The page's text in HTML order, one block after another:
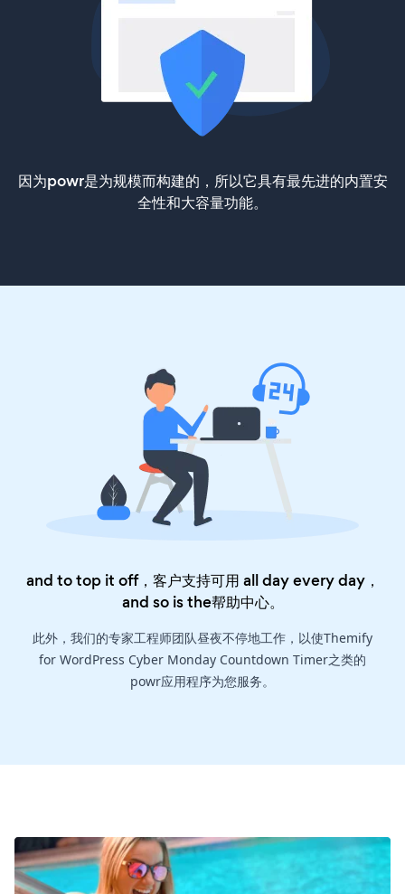
因为powr是为规模而构建的，所以它具有最先进的内置安
全性和大容量功能。
and to top it off，客户支持可用 all day every day，
and so is the帮助中心。
此外，我们的专家工程师团队昼夜不停地工作，以使Themify
for WordPress Cyber Monday Countdown Timer之类的
powr应用程序为您服务。